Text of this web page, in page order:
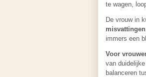
te wagen,
De vrouw in
misvattingen
immers een
Voor
van
balanceren